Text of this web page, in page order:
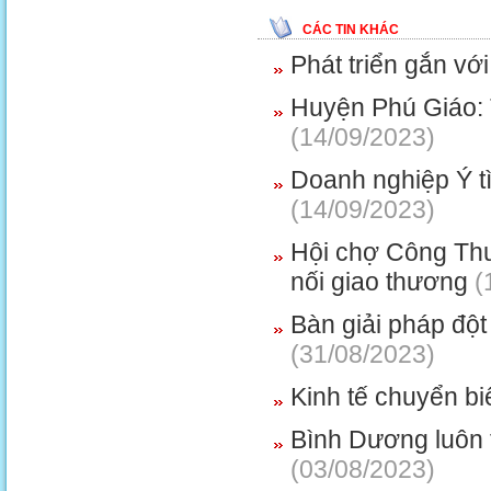
CÁC TIN KHÁC
Phát triển gắn
Huyện Phú
(14/09/2023)
Doanh nghiệp Ý
(14/09/2023)
Hội chợ Công
nối giao thương
Bàn giải pháp
(31/08/2023)
Kinh tế chuyển
Bình Dương
(03/08/2023)